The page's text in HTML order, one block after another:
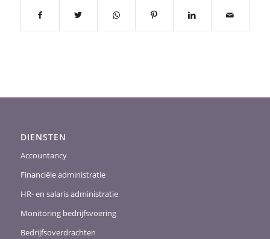
DIENSTEN
Accountancy
Financiële administratie
HR- en salaris administratie
Monitoring bedrijfsvoering
Bedrijfsoverdrachten